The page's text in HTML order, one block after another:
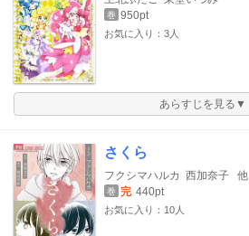
巻 950pt
お気に入り：3人
あらすじを見る▼
さくら
フクシマハルカ 西加奈子 他
巻 完 440pt
お気に入り：10人